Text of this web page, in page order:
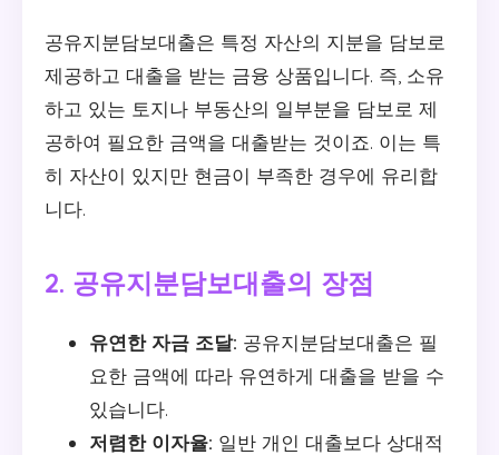
공유지분담보대출은 특정 자산의 지분을 담보로
제공하고 대출을 받는 금융 상품입니다. 즉, 소유
하고 있는 토지나 부동산의 일부분을 담보로 제
공하여 필요한 금액을 대출받는 것이죠. 이는 특
히 자산이 있지만 현금이 부족한 경우에 유리합
니다.
2. 공유지분담보대출의 장점
유연한 자금 조달: 공유지분담보대출은 필
요한 금액에 따라 유연하게 대출을 받을 수
있습니다.
저렴한 이자율: 일반 개인 대출보다 상대적